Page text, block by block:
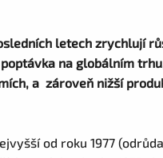
letech zrychlují
na globálním
a zároveň nižší
od roku 1977